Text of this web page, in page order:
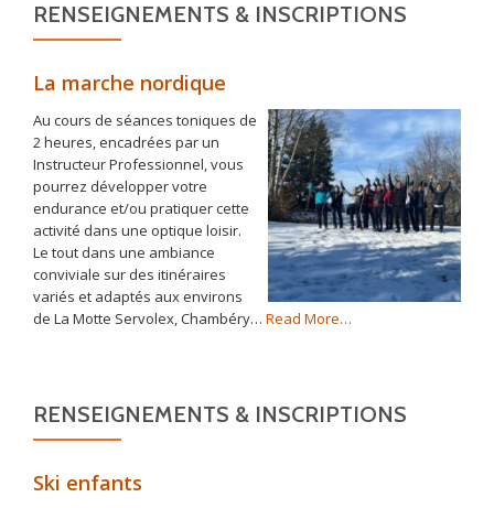
RENSEIGNEMENTS & INSCRIPTIONS
La marche nordique
Au cours de séances toniques de
2 heures, encadrées par un
Instructeur Professionnel, vous
pourrez développer votre
endurance et/ou pratiquer cette
activité dans une optique loisir.
Le tout dans une ambiance
conviviale sur des itinéraires
variés et adaptés aux environs
de La Motte Servolex, Chambéry… Read Moreabout
…
RENSEIGNEMENTS & INSCRIPTIONS
Ski enfants